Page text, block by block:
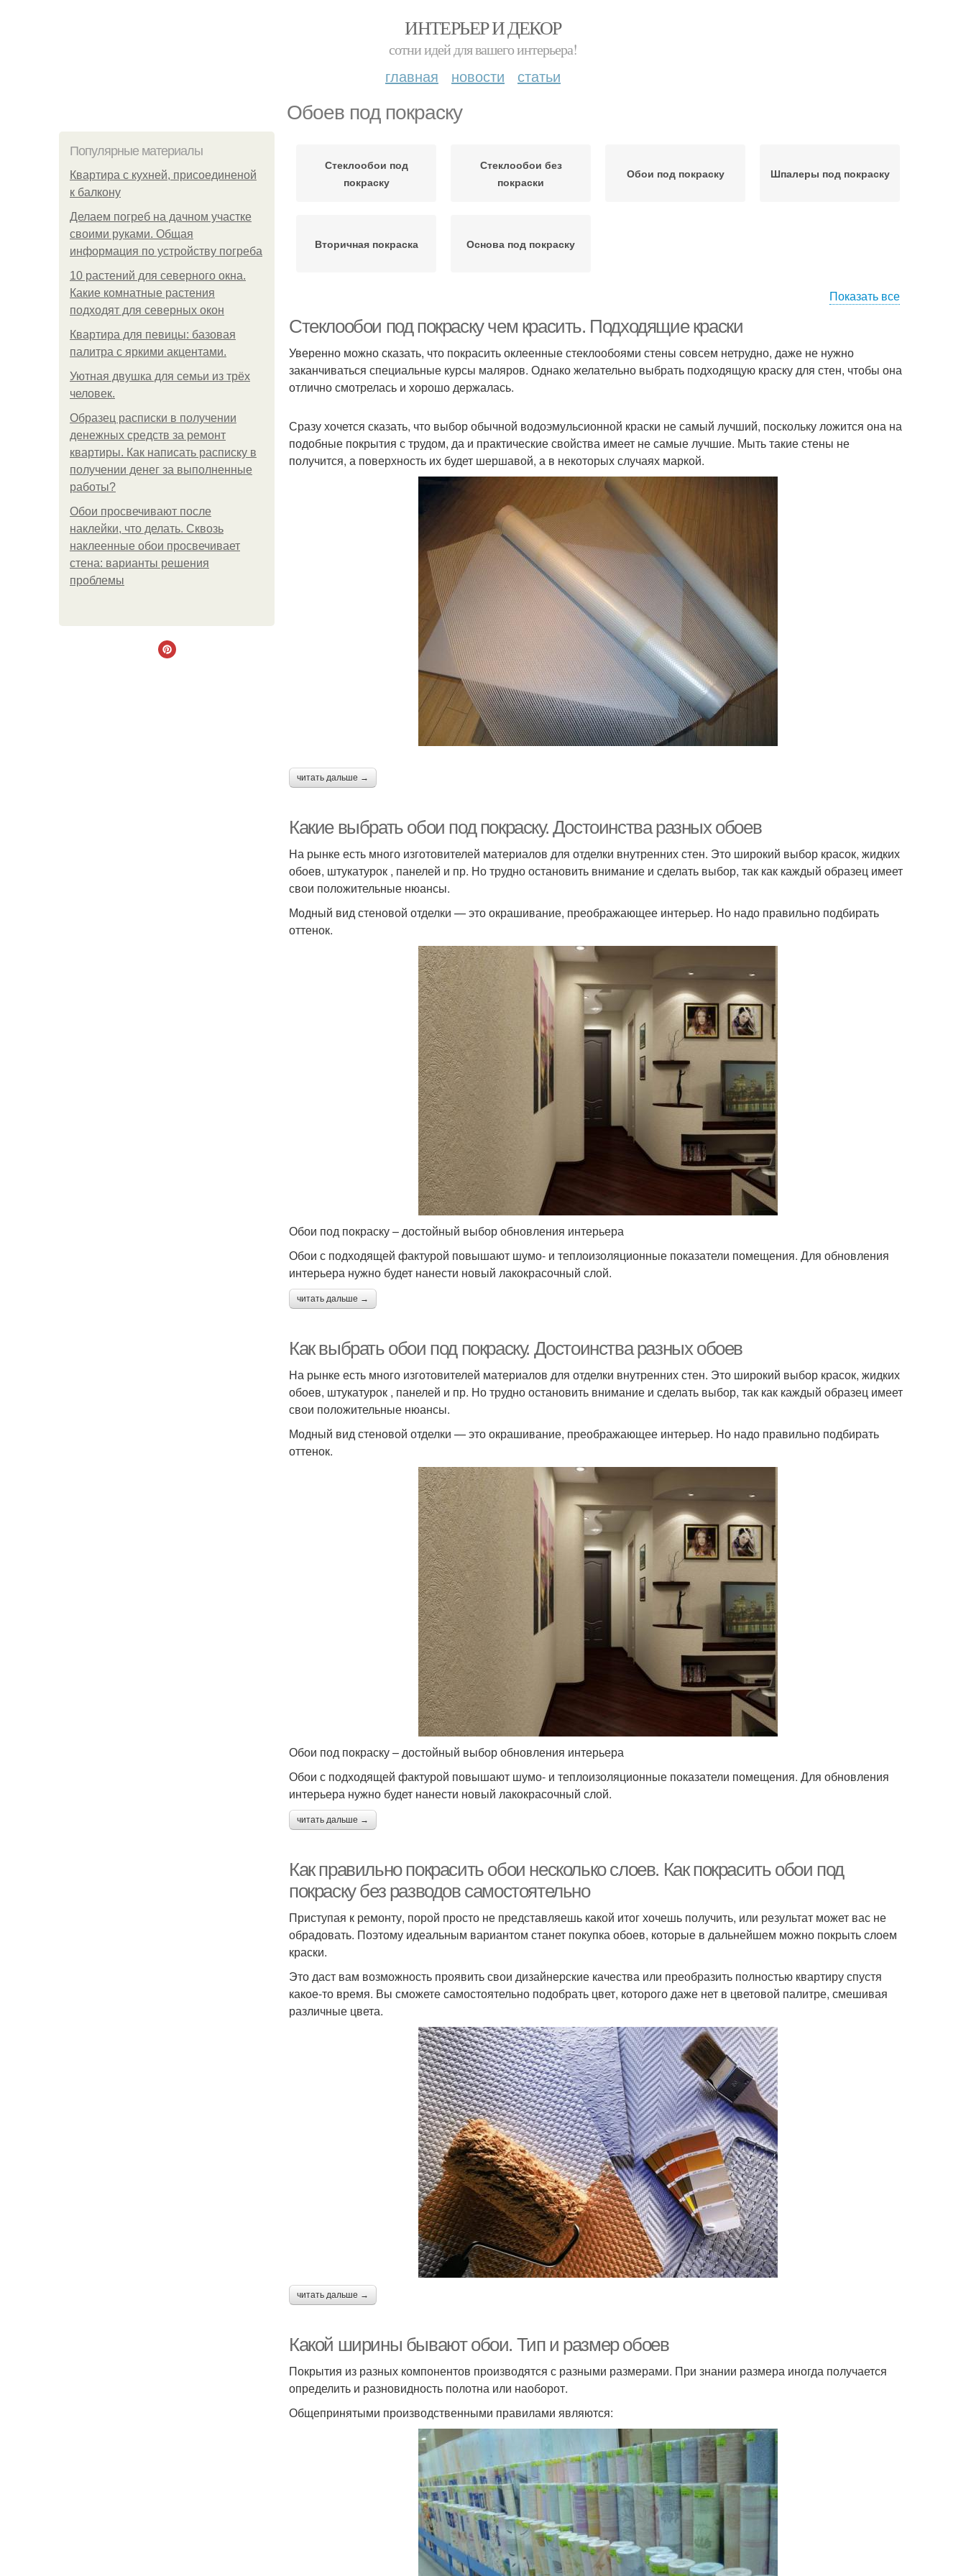
ИНТЕРЬЕР И ДЕКОР
сотни идей для вашего интерьера!
главная новости статьи
Обоев под покраску
Популярные материалы
Квартира с кухней, присоединеной
к балкону
Делаем погреб на дачном участке
своими руками. Общая
информация по устройству погреба
10 растений для северного окна.
Какие комнатные растения
подходят для северных окон
Квартира для певицы: базовая
палитра с яркими акцентами.
Уютная двушка для семьи из трёх
человек.
Образец расписки в получении
денежных средств за ремонт
квартиры. Как написать расписку в
получении денег за выполненные
работы?
Обои просвечивают после
наклейки, что делать. Сквозь
наклеенные обои просвечивает
стена: варианты решения
проблемы
Стеклообои под
покраску
Стеклообои без
покраски
Обои под покраску Шпалеры под покраску
Вторичная покраска Основа под покраску
Показать все
Стеклообои под покраску чем красить. Подходящие краски
Уверенно можно сказать, что покрасить оклеенные стеклообоями стены совсем нетрудно, даже не нужно
заканчиваться специальные курсы маляров. Однако желательно выбрать подходящую краску для стен, чтобы она
отлично смотрелась и хорошо держалась.
Сразу хочется сказать, что выбор обычной водоэмульсионной краски не самый лучший, поскольку ложится она на
подобные покрытия с трудом, да и практические свойства имеет не самые лучшие. Мыть такие стены не
получится, а поверхность их будет шершавой, а в некоторых случаях маркой.
читать дальше →
Какие выбрать обои под покраску. Достоинства разных обоев
На рынке есть много изготовителей материалов для отделки внутренних стен. Это широкий выбор красок, жидких
обоев, штукатурок , панелей и пр. Но трудно остановить внимание и сделать выбор, так как каждый образец имеет
свои положительные нюансы.
Модный вид стеновой отделки — это окрашивание, преображающее интерьер. Но надо правильно подбирать
оттенок.
Обои под покраску – достойный выбор обновления интерьера
Обои с подходящей фактурой повышают шумо- и теплоизоляционные показатели помещения. Для обновления
интерьера нужно будет нанести новый лакокрасочный слой.
читать дальше →
Как выбрать обои под покраску. Достоинства разных обоев
На рынке есть много изготовителей материалов для отделки внутренних стен. Это широкий выбор красок, жидких
обоев, штукатурок , панелей и пр. Но трудно остановить внимание и сделать выбор, так как каждый образец имеет
свои положительные нюансы.
Модный вид стеновой отделки — это окрашивание, преображающее интерьер. Но надо правильно подбирать
оттенок.
Обои под покраску – достойный выбор обновления интерьера
Обои с подходящей фактурой повышают шумо- и теплоизоляционные показатели помещения. Для обновления
интерьера нужно будет нанести новый лакокрасочный слой.
читать дальше →
Как правильно покрасить обои несколько слоев. Как покрасить обои под
покраску без разводов самостоятельно
Приступая к ремонту, порой просто не представляешь какой итог хочешь получить, или результат может вас не
обрадовать. Поэтому идеальным вариантом станет покупка обоев, которые в дальнейшем можно покрыть слоем
краски.
Это даст вам возможность проявить свои дизайнерские качества или преобразить полностью квартиру спустя
какое-то время. Вы сможете самостоятельно подобрать цвет, которого даже нет в цветовой палитре, смешивая
различные цвета.
читать дальше →
Какой ширины бывают обои. Тип и размер обоев
Покрытия из разных компонентов производятся с разными размерами. При знании размера иногда получается
определить и разновидность полотна или наоборот.
Общепринятыми производственными правилами являются: